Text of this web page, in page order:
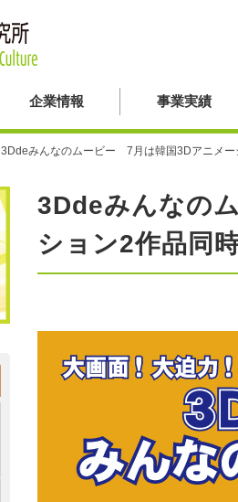
企業情報 事業実績
3Ddeみんなのムービー 7月は韓国3Dアニメー
3Ddeみんなの
ション2作品同